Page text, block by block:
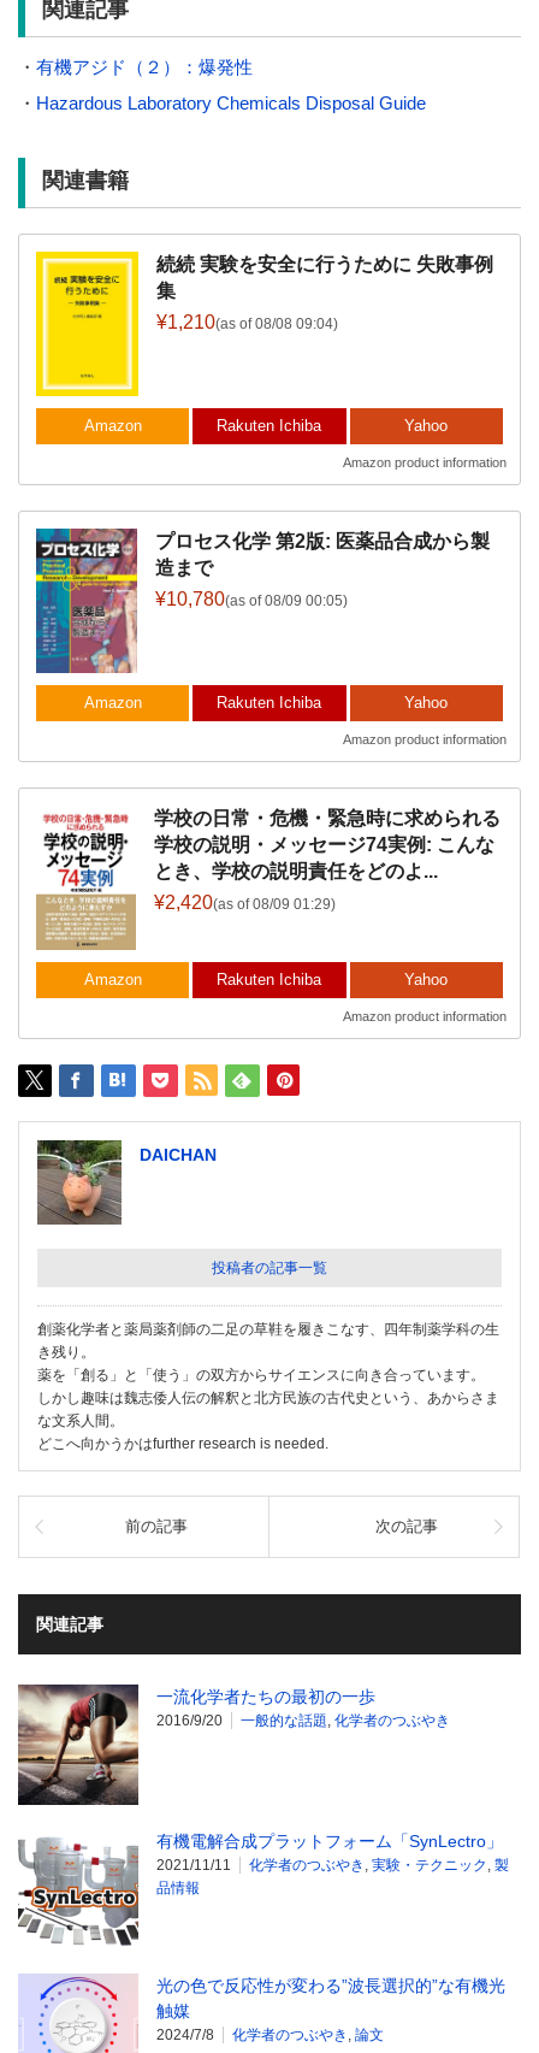
関連記事
・ 有機アジド（２）：爆発性
・ Hazardous Laboratory Chemicals Disposal Guide
関連書籍
続続 実験を安全に行うために 失敗事例
集
¥1,210(as of 08/08 09:04)
Amazon Rakuten Ichiba Yahoo
Amazon product information
プロセス化学 第2版: 医薬品合成から製
造まで
¥10,780(as of 08/09 00:05)
Amazon Rakuten Ichiba Yahoo
Amazon product information
学校の日常・危機・緊急時に求められる
学校の説明・メッセージ74実例: こんな
とき、学校の説明責任をどのよ...
¥2,420(as of 08/09 01:29)
Amazon Rakuten Ichiba Yahoo
Amazon product information
DAICHAN
投稿者の記事一覧
創薬化学者と薬局薬剤師の二足の草鞋を履きこなす、四年制薬学科の生
き残り。
薬を「創る」と「使う」の双方からサイエンスに向き合っています。
しかし趣味は魏志倭人伝の解釈と北方民族の古代史という、あからさま
な文系人間。
どこへ向かうかはfurther research is needed.
前の記事 次の記事
関連記事
一流化学者たちの最初の一歩
2016/9/20 一般的な話題 化学者のつぶやき
有機電解合成プラットフォーム「SynLectro」
2021/11/11 化学者のつぶやき 実験・テクニック 製
品情報
光の色で反応性が変わる”波長選択的”な有機光
触媒
2024/7/8 化学者のつぶやき 論文